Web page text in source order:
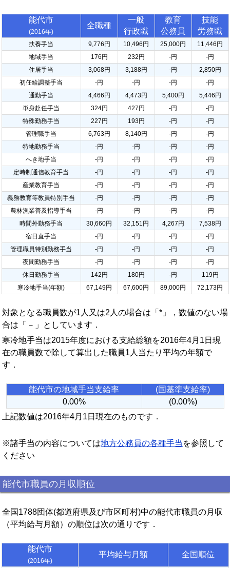
能代市
(2016年)
全職種
一般
行政職
教育
公務員
技能
労務職
扶養手当 9,776円 10,496円 25,000円
11,446円
地域手当
176円 232円 -円
-円
住居手当
3,068円 3,188円 -円
2,850円
初任給調整手当
-円 -円 -円
-円
通勤手当
4,466円 4,473円 5,400円
5,446円
単身赴任手当
324円 427円 -円
-円
特殊勤務手当
227円 193円 -円
-円
管理職手当
6,763円 8,140円 -円
-円
特地勤務手当
-円 -円 -円
-円
へき地手当
-円 -円 -円
-円
定時制通信教育手当
-円 -円 -円
-円
産業教育手当
-円 -円 -円
-円
義務教育等教員特別手当
-円 -円 -円
-円
農林漁業普及指導手当
-円 -円 -円
-円
時間外勤務手当
30,660円 32,151円 4,267円
7,538円
宿日直手当
-円 -円 -円
-円
管理職員特別勤務手当
-円 -円 -円
-円
夜間勤務手当
-円 -円 -円
-円
休日勤務手当
142円 180円 -円
119円
寒冷地手当(年額)
67,149円 67,600円 89,000円 72,173円
対象となる職員数が1人又は2人の場合は「*」，数値のない場
合は「－」としています．
寒冷地手当は2015年度における支給総額を2016年4月1日現
在の職員数で除して算出した職員1人当たり平均の年額で
す．
能代市の地域手当支給率
(国基準支給率)
0.00%
(0.00%)
上記数値は2016年4月1日現在のものです．
※諸手当の内容については地方公務員の各種手当 を参照して
ください
能代市職員の月収順位
全国1788団体(都道府県及び市区町村)中の能代市職員の月収
（平均給与月額）の順位は次の通りです．
能代市
(2016年)
平均給与月額 全国順位